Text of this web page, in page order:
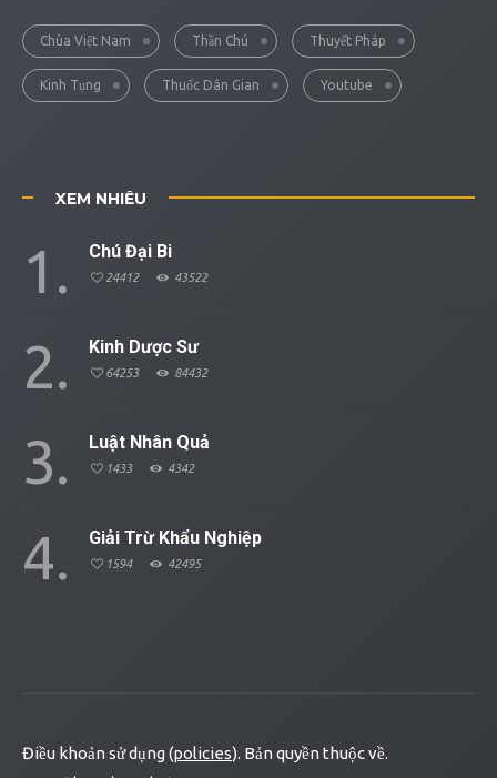
Chùa Việt Nam Thần Chú Thuyết Pháp
Kinh Tụng Thuốc Dân Gian Youtube
XEM NHIỀU
1 Chú Đại Bi
24412 43522
2 Kinh Dược Sư
64253 84432
3 Luật Nhân Quả
1433 4342
4 Giải Trừ Khẩu Nghiệp
1594 42495
Điều khoản sử dụng (policies). Bản quyền thuộc về.